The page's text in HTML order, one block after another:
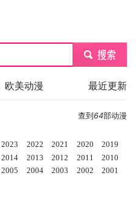
submit
欧美动漫 最近更新
查到 64部动漫
2023 2022 2021 2020
2019
2014 2013 2012 2011
2010
2005 2004 2003 2002
2001